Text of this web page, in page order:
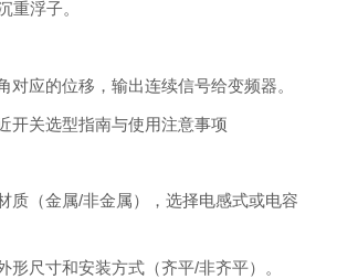
重浮子。
对应的位移，输出连续信号给变频器。
开关选型指南与使用注意事项
质（金属/非金属），选择电感式或电容
形尺寸和安装方式（齐平/非齐平）。